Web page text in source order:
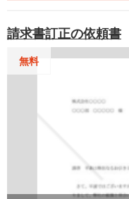
請求書訂正の依頼書
無料